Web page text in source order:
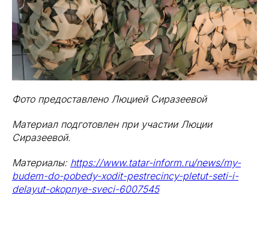
Фото предоставлено Люцией Сиразеевой
Материал подготовлен при участии Люции
Сиразеевой.
Материалы: https://www.tatar-inform.ru/news/my-
budem-do-pobedy-xodit-pestrecincy-pletut-seti-i-
delayut-okopnye-sveci-6007545